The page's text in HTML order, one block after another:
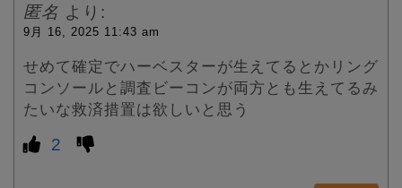
匿名 より:
9月 16, 2025 11:43 am
せめて確定でハーベスターが生えてるとかリング
コンソールと調査ビーコンが両方とも生えてるみ
たいな救済措置は欲しいと思う
2